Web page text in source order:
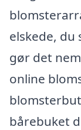
elskede, du
gør det
online
bårebuket